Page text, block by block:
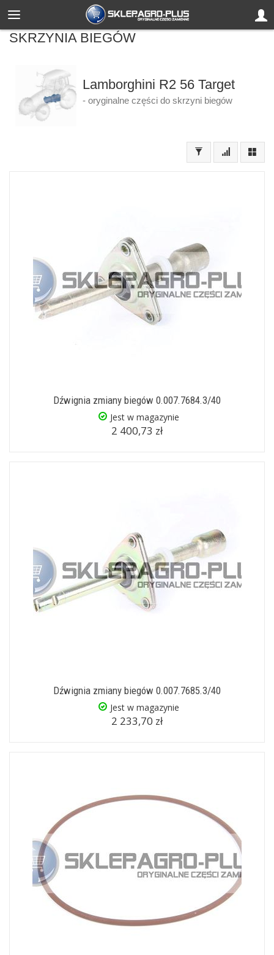
SKRZYNIA BIEGÓW
Lamborghini R2 56 Target
- oryginalne części do skrzyni biegów
Dźwignia zmiany biegów 0.007.7684.3/40
Jest w magazynie
2 400,73 zł
Dźwignia zmiany biegów 0.007.7685.3/40
Jest w magazynie
2 233,70 zł